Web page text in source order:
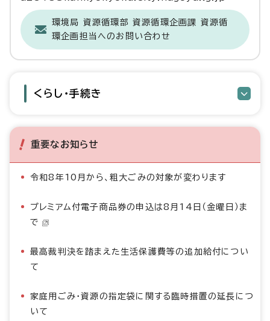
環境局 資源循環部 資源循環企画課 資源循
環企画担当へのお問い合わせ
くらし・手続き
重要なお知らせ
令和8年10月から、粗大ごみの対象が変わります
プレミアム付電子商品券の申込は8月14日（金曜日）ま
で
最高裁判決を踏まえた生活保護費等の追加給付につい
て
家庭用ごみ・資源の指定袋に関する臨時措置の延長につ
いて